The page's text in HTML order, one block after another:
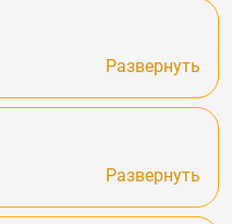
Развернуть
Развернуть